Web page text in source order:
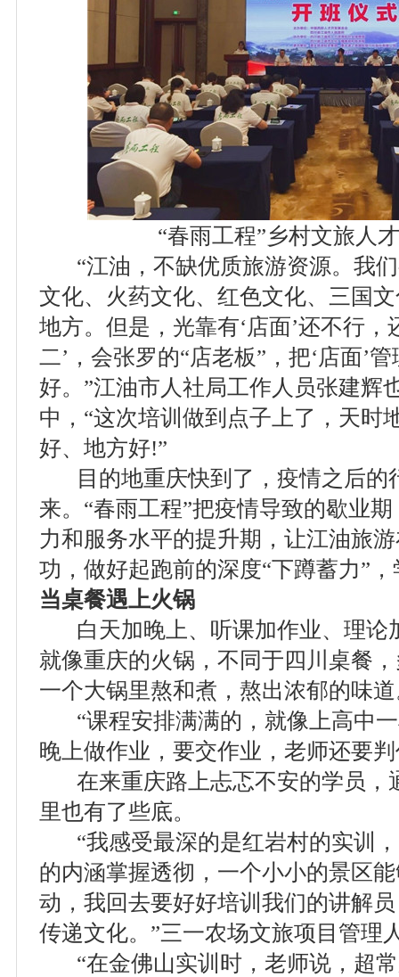
“春雨工程”乡村文旅人
“江油，不缺优质旅游资源。我们
文化、火药文化、红色文化、三国
地方。但是，光靠有‘店面’还不行，
二’，会张罗的“店老板”，把‘店面’
好。”江油市人社局工作人员张建辉
中，“这次培训做到点子上了，天时
好、地方好!”
目的地重庆快到了，疫情之后的
来。“春雨工程”把疫情导致的歇业
力和服务水平的提升期，让江油旅
功，做好起跑前的深度“下蹲蓄力”
当桌餐遇上火锅
白天加晚上、听课加作业、理
就像重庆的火锅，不同于四川桌餐
一个大锅里熬和煮，熬出浓郁的味
“课程安排满满的，就像上高中一
晚上做作业，要交作业，老师还要
在来重庆路上忐忑不安的学员，
里也有了些底。
“我感受最深的是红岩村的实训，
的内涵掌握透彻，一个小小的景区
动，我回去要好好培训我们的讲解
传递文化。”三一农场文旅项目管理
“在金佛山实训时，老师说，超常